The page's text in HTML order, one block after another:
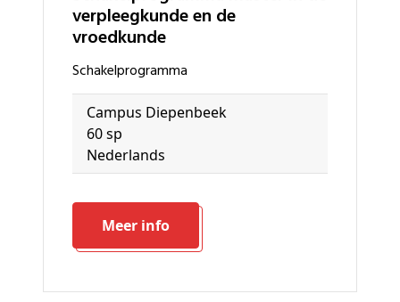
verpleegkunde en de
vroedkunde
schakelprogramma
Campus Diepenbeek
60 sp
Nederlands
Meer info